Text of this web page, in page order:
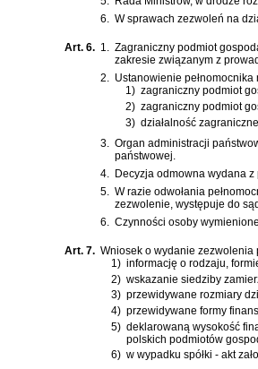
6. W sprawach zezwoleń na
Art. 6. 1. Zagraniczny podmiot
zakresie związanym z
2. Ustanowienie
1) zagraniczny podmiot
2) zagraniczny podmiot
3) działalność
3. Organ administracji
państwowej.
4. Decyzja odmowna wydana
5. W razie odwołania
zezwolenie, występuje do
6. Czynności osoby
Art. 7. Wniosek o wydanie zezwolenia
1) informację o rodzaju,
2) wskazanie siedziby
3) przewidywane rozmiary
4) przewidywane formy
5) deklarowaną wysokość
polskich podmiotów
6) w wypadku spółki - akt